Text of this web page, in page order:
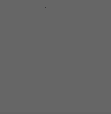
-